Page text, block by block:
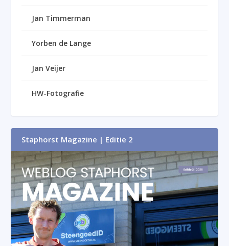
Jan Timmerman
Yorben de Lange
Jan Veijer
HW-Fotografie
Staphorst Magazine | Editie 2